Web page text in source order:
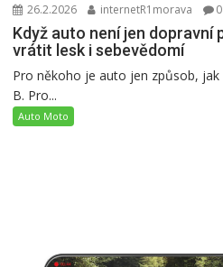
26.2.2026 internetR1morava 0
Když auto není jen dopravní
vrátit lesk i sebevědomí
Pro někoho je auto jen způsob,
B. Pro...
Auto Moto